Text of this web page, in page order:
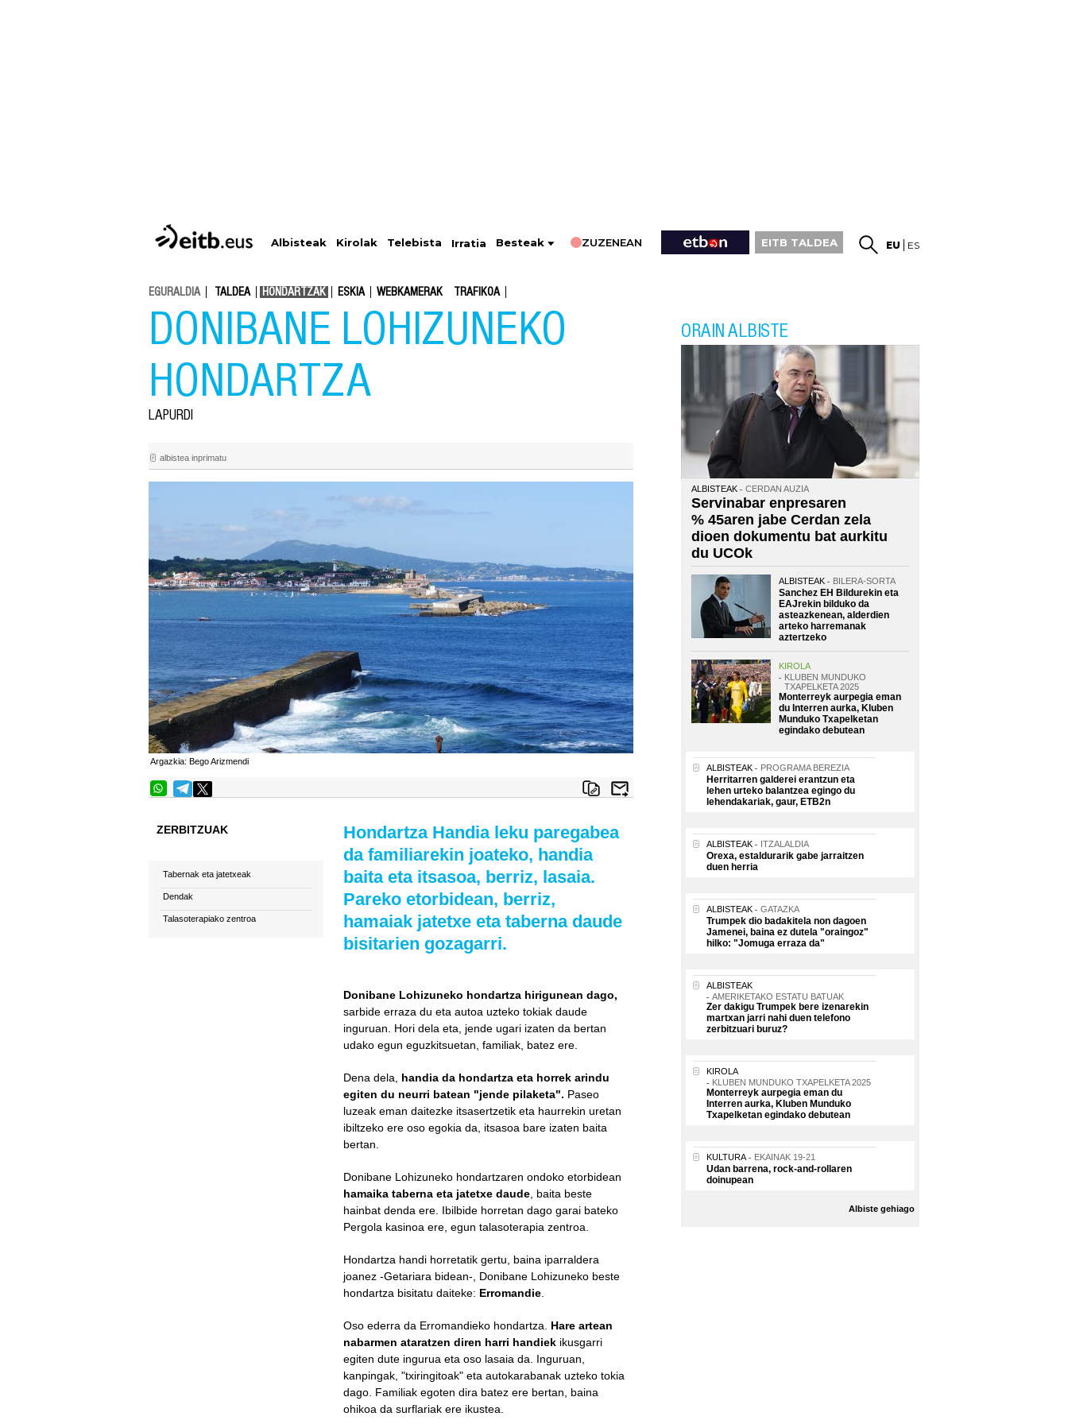
Albisteak Kirolak Telebista Irratia Besteak ZUZENEAN EITB TALDEA EU ES
EGURALDIA TALDEA HONDARTZAK ESKIA WEBKAMERAK TRAFIKOA
DONIBANE LOHIZUNEKO
HONDARTZA
LAPURDI
albistea inprimatu
Argazkia: Bego Arizmendi
ZERBITZUAK
Tabernak eta jatetxeak
Dendak
Talasoterapiako zentroa
Hondartza Handia leku paregabea
da familiarekin joateko, handia
baita eta itsasoa, berriz, lasaia.
Pareko etorbidean, berriz,
hamaiak jatetxe eta taberna daude
bisitarien gozagarri.
Donibane Lohizuneko hondartza hirigunean dago,
sarbide erraza du eta autoa uzteko tokiak daude
inguruan. Hori dela eta, jende ugari izaten da bertan
udako egun eguzkitsuetan, familiak, batez ere.
Dena dela, handia da hondartza eta horrek arindu
egiten du neurri batean "jende pilaketa". Paseo
luzeak eman daitezke itsasertzetik eta haurrekin uretan
ibiltzeko ere oso egokia da, itsasoa bare izaten baita
bertan.
Donibane Lohizuneko hondartzaren ondoko etorbidean
hamaika taberna eta jatetxe daude , baita beste
hainbat denda ere. Ibilbide horretan dago garai bateko
Pergola kasinoa ere, egun talasoterapia zentroa.
Hondartza handi horretatik gertu, baina iparraldera
joanez -Getariara bidean-, Donibane Lohizuneko beste
hondartza bisitatu daiteke: Erromandie
Oso ederra da Erromandieko hondartza. Hare artean
nabarmen ataratzen diren harri handiek ikusgarri
egiten dute ingurua eta oso lasaia da. Inguruan,
kanpingak, "txiringitoak" eta autokarabanak uzteko tokia
dago. Familiak egoten dira batez ere bertan, baina
ohikoa da surflariak ere ikustea.
ORAIN ALBISTE
ALBISTEAK CERDAN AUZIA
Servinabar enpresaren
% 45aren jabe Cerdan zela
dioen dokumentu bat aurkitu
du UCOk
ALBISTEAK BILERA-SORTA
Sanchez EH Bildurekin eta
EAJrekin bilduko da
asteazkenean, alderdien
arteko harremanak
aztertzeko
KIROLA
KLUBEN MUNDUKO
TXAPELKETA 2025
Monterreyk aurpegia eman
du Interren aurka, Kluben
Munduko Txapelketan
egindako debutean
ALBISTEAK PROGRAMA BEREZIA
Herritarren galderei erantzun eta
lehen urteko balantzea egingo du
lehendakariak, gaur, ETB2n
ALBISTEAK ITZALALDIA
Orexa, estaldurarik gabe jarraitzen
duen herria
ALBISTEAK GATAZKA
Trumpek dio badakitela non dagoen
Jamenei, baina ez dutela "oraingoz"
hilko: "Jomuga erraza da"
ALBISTEAK
AMERIKETAKO ESTATU BATUAK
Zer dakigu Trumpek bere izenarekin
martxan jarri nahi duen telefono
zerbitzuari buruz?
KIROLA
KLUBEN MUNDUKO TXAPELKETA 2025
Monterreyk aurpegia eman du
Interren aurka, Kluben Munduko
Txapelketan egindako debutean
KULTURA EKAINAK 19-21
Udan barrena, rock-and-rollaren
doinupean
Albiste gehiago